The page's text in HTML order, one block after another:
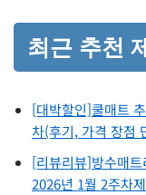
최근 추천
[대박할인]쿨매트
차(후기, 가격 장점
[리뷰리뷰]방수매
2026년 1월 2주차